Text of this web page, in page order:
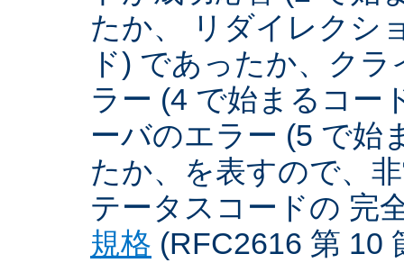
たか、 リダイレクシ
ド) であったか、ク
ラー (4 で始まるコー
ーバのエラー (5 で始
たか、を表すので、
テータスコードの 完
規格 (RFC2616 第 10